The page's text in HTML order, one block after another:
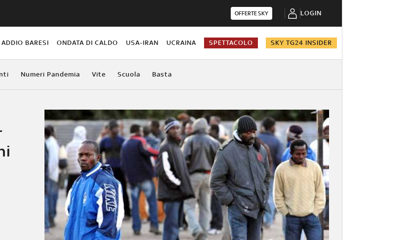
OFFERTE SKY LOGIN
ADDIO BARESI ONDATA DI CALDO USA-IRAN UCRAINA SPETTACOLO SKY TG24 INSIDER
Numeri Pandemia Vite Scuola Basta